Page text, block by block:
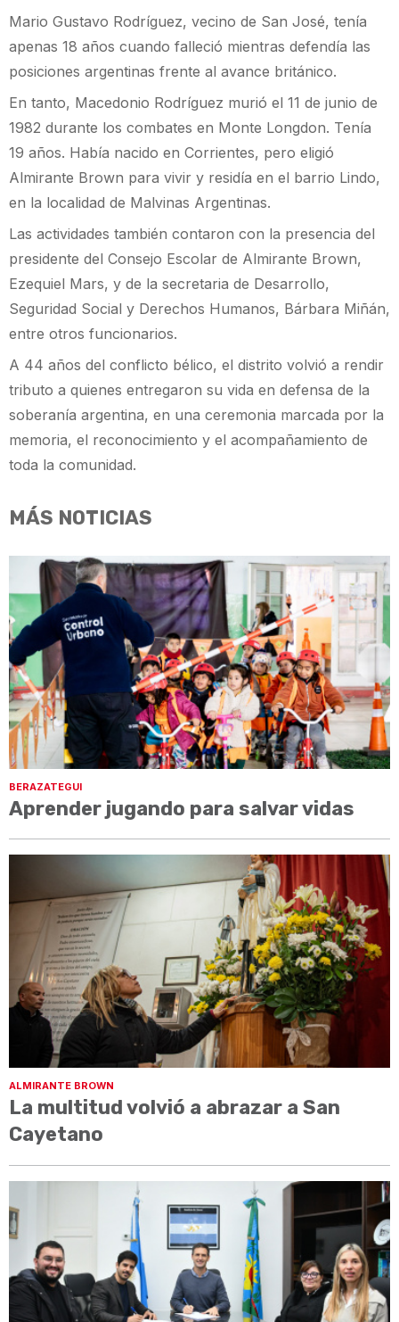
Mario Gustavo Rodríguez, vecino de San José, tenía
apenas 18 años cuando falleció mientras defendía las
posiciones argentinas frente al avance británico.
En tanto, Macedonio Rodríguez murió el 11 de junio de
1982 durante los combates en Monte Longdon. Tenía
19 años. Había nacido en Corrientes, pero eligió
Almirante Brown para vivir y residía en el barrio Lindo,
en la localidad de Malvinas Argentinas.
Las actividades también contaron con la presencia del
presidente del Consejo Escolar de Almirante Brown,
Ezequiel Mars, y de la secretaria de Desarrollo,
Seguridad Social y Derechos Humanos, Bárbara Miñán,
entre otros funcionarios.
A 44 años del conflicto bélico, el distrito volvió a rendir
tributo a quienes entregaron su vida en defensa de la
soberanía argentina, en una ceremonia marcada por la
memoria, el reconocimiento y el acompañamiento de
toda la comunidad.
MÁS NOTICIAS
BERAZATEGUI
Aprender jugando para salvar vidas
ALMIRANTE BROWN
La multitud volvió a abrazar a San
Cayetano